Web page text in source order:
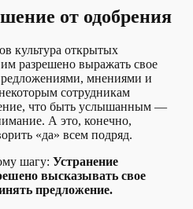
от одобрения
культура открытых
разрешено выражать свое
мнениями и
сотрудникам
что быть услышанным —
А это, конечно,
«да» всем подряд.
шагу: Устранение
высказывать свое
предложение.